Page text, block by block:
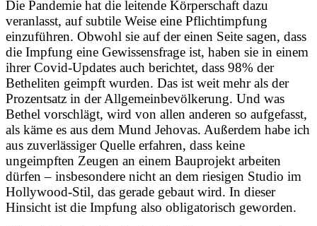
Die Pandemie hat die leitende Körperschaft dazu
veranlasst, auf subtile Weise eine Pflichtimpfung
einzuführen. Obwohl sie auf der einen Seite sagen, dass
die Impfung eine Gewissensfrage ist, haben sie in einem
ihrer Covid-Updates auch berichtet, dass 98% der
Betheliten geimpft wurden. Das ist weit mehr als der
Prozentsatz in der Allgemeinbevölkerung. Und was
Bethel vorschlägt, wird von allen anderen so aufgefasst,
als käme es aus dem Mund Jehovas. Außerdem habe ich
aus zuverlässiger Quelle erfahren, dass keine
ungeimpften Zeugen an einem Bauprojekt arbeiten
dürfen – insbesondere nicht an dem riesigen Studio im
Hollywood-Stil, das gerade gebaut wird. In dieser
Hinsicht ist die Impfung also obligatorisch geworden.